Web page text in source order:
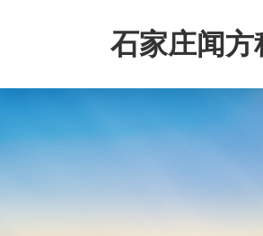
石家庄闻